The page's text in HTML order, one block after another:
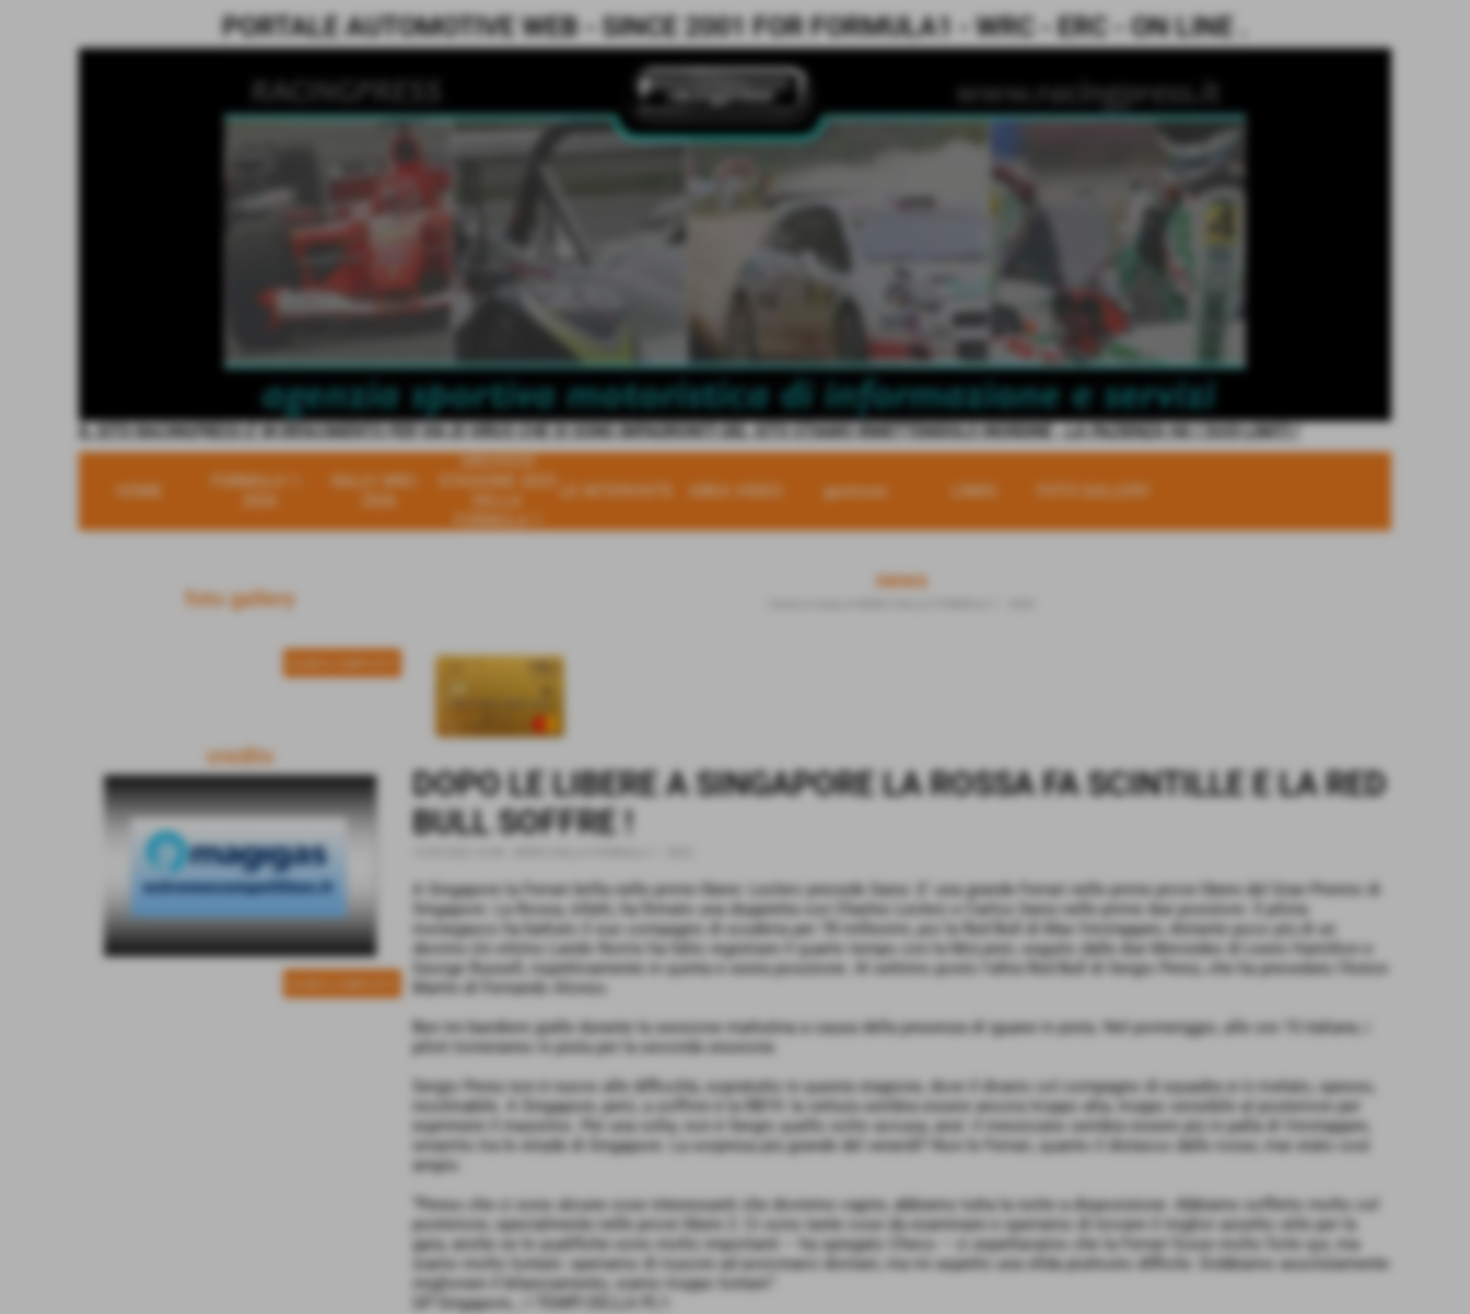
PORTALE AUTOMOTIVE WEB - SINCE 2001 FOR FORMULA1 - WRC - ERC - ON LINE .
IL SITO RACINGPRESS E' IN RIFACIMENTO PER VIA DI VIRUS CHE SI SONO IMPADRONITI DEL SITO STIAMO RIMETTEMDOLO INORDINE - LA PAZIENZA HA I SUOI LIMITI !
HOME
FORMULA 1 -
ARCHIVIO
FORMULA 1
gestione LINKS
foto gallery
credits
news
DOPO LE LIBERE A SINGAPORE LA ROSSA FA SCINTILLE E LA RED
BULL SOFFRE !
A Singapore la Ferrari brilla nelle prime libere: Leclerc precede Sainz .E' una grande Ferrari nelle prime prove libere del Gran Premio di
Singapore. La Rossa, infatti, ha firmato una doppietta con Charles Leclerc e Carlos Sainz nelle prime due posizioni. Il pilota
monegasco ha battuto il suo compagno di scuderia per 78 millesimi, poi la Red Bull di Max Verstappen, distante poco più di un
decimo.Un ottimo Lando Norris ha fatto registrare il quarto tempo con la McLaren, seguito dalle due Mercedes di Lewis Hamilton e
George Russell, rispettivamente in quinta e sesta posizione. Al settimo posto l'altra Red Bull di Sergio Perez, che ha preceduto l'Aston
Martin di Fernando Alonso.
Ben tre bandiere gialle durante la sessione mattutina a causa della presenza di iguane in pista. Nel pomeriggio, alle ore 15 italiane, i
piloti torneranno in pista per la seconda sessione.
Sergio Perez non è nuovo alle difficoltà, sopratutto in questa stagione, dove il divario col compagno di squadra si è rivelato, spesso,
incolmabile. A Singapore, però, a soffrire è la RB19: la vettura sembra essere ancora troppo alta, troppo sensibile al posteriore per
esprimere il massimo. Per una volta, non è Sergio quello sotto accusa, anzi: il messicano sembra essere più in palla di Verstappen,
smarrito tra le strade di Singapore. La sorpresa più grande del venerdì? Non le Ferrari, quanto il distacco dalle rosse, mai stato così
ampio.
“Penso che ci sono alcune cose interessanti che dovremo capire, abbiamo tutta la notte a disposizione. Abbiamo sofferto molto col
posteriore, specialmente nelle prove libere 2. Ci sono tante cose da esaminare e speriamo di trovare il miglior assetto utile per la
gara, anche se le qualifiche sono molto importanti – ha spiegato Checo – ci aspettavamo che la Ferrari fosse molto forte qui, ma
siamo molto lontani: speriamo di riuscire ad avvicinarci domani, ma mi aspetto una sfida piuttosto difficile. Dobbiamo assolutamente
migliorare il bilanciamento, siamo troppo lontani”.
GP Singapore, ; I TEMPI DELLA PL1: